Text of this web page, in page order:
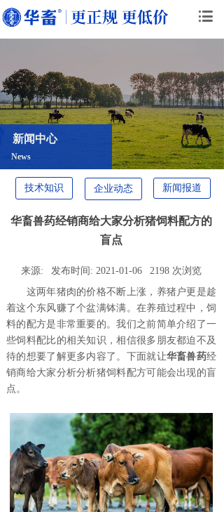
News
新闻中心
新闻报道
企业动态
技术知识
华畜兽药经销商给大家分析猪饲料配方的
盲点
来源: 发布时间: 2021-01-06 2198 次浏览
这两年猪肉的价格不断上涨，养猪户更是趁
着这个东风赚了个盆满钵满。在养殖过程中，饲
料的配方是非常重要的。我们之前简单介绍了一
些饲料配比的相关知识，相信很多朋友都迫不及
待的想要了解更多内容了。下面就让华畜兽药经
销商给大家分析分析猪饲料配方可能会出现的盲
点。